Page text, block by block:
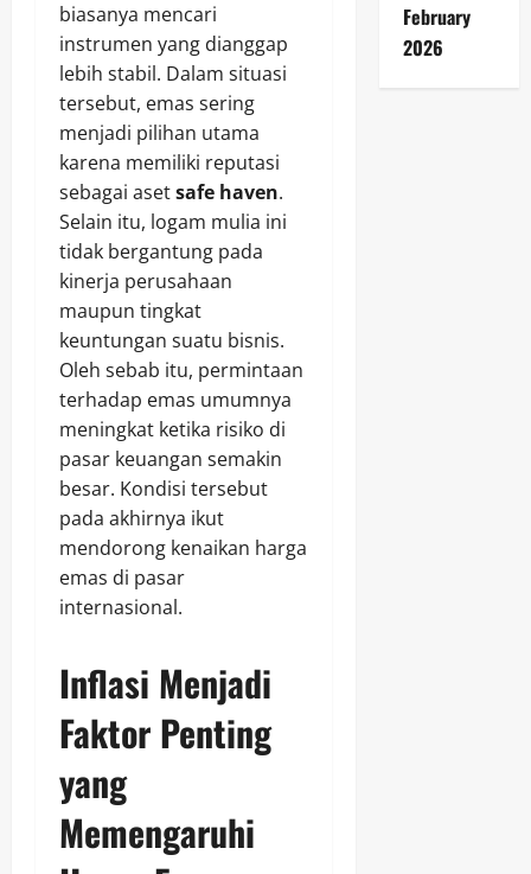
biasanya mencari
instrumen yang dianggap
lebih stabil. Dalam situasi
tersebut, emas sering
menjadi pilihan utama
karena memiliki reputasi
sebagai asetsafe haven.
Selain itu, logam mulia ini
tidak bergantung pada
kinerja perusahaan
maupun tingkat
keuntungan suatu bisnis.
Oleh sebab itu, permintaan
terhadap emas umumnya
meningkat ketika risiko di
pasar keuangan semakin
besar. Kondisi tersebut
pada akhirnya ikut
mendorong kenaikan harga
emas di pasar
internasional.
Inflasi Menjadi
Faktor Penting
yang
Memengaruhi
February
2026